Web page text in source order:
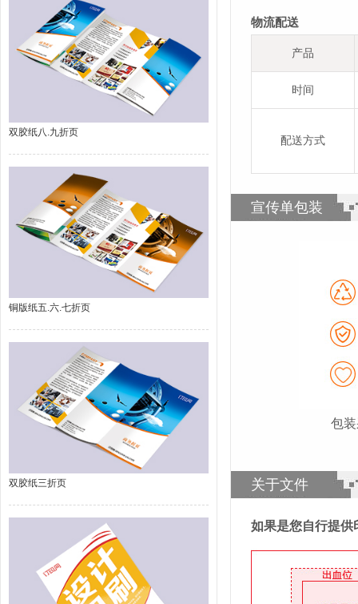
双胶纸八.九折页
铜版纸五.六.七折页
双胶纸三折页
物流配送
产品
时间
配送方式
宣传单包装
包
关于文件
如果是您自行提供